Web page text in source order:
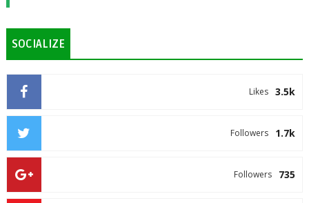
SOCIALIZE
3.5k
Likes
1.7k
Followers
735
Followers